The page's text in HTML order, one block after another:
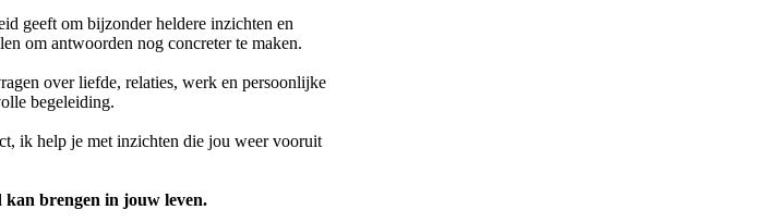
geeft om bijzonder heldere inzichten en
om antwoorden nog concreter te maken.
over liefde, relaties, werk en persoonlijke
begeleiding.
ik help je met inzichten die jou weer vooruit
kan brengen in jouw leven.